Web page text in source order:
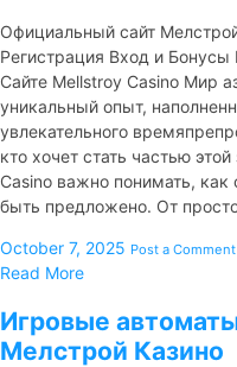
Официальный сайт
Регистрация Вход и
Сайте Mellstroy Casino Мир
уникальный опыт,
увлекательного
кто хочет стать частью
Casino важно понимать,
быть предложено. От
October 7, 2025 Post a Comment
Read More
Игровые
Мелстрой Казино